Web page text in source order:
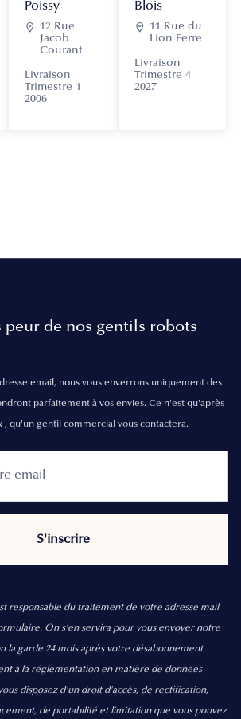
Poissy
 12 Rue
Jacob
Courant
Livraison
Trimestre 1
2006
Blois
 11 Rue du
Lion Ferre
Livraison
Trimestre 4
2027
peur de nos gentils robots
email, nous vous enverrons uniquement des
parfaitement à vos envies. Ce n'est qu'après
, qu'un gentil commercial vous contactera.
responsable du traitement de votre adresse mail
On s’en servira pour vous envoyer notre
la garde 24 mois après votre désabonnement.
à la réglementation en matière de données
disposez d'un droit d'accès, de rectification,
de portabilité et limitation que vous pouvez